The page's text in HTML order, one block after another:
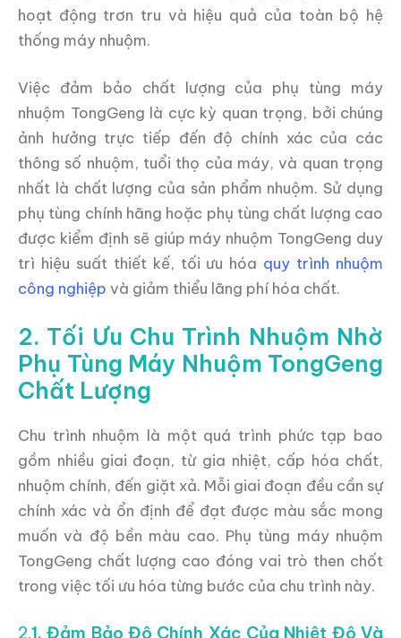
hoạt động trơn tru và hiệu quả của toàn bộ hệ
thống máy nhuộm.
Việc đảm bảo chất lượng của phụ tùng máy
nhuộm TongGeng là cực kỳ quan trọng, bởi chúng
ảnh hưởng trực tiếp đến độ chính xác của các
thông số nhuộm, tuổi thọ của máy, và quan trọng
nhất là chất lượng của sản phẩm nhuộm. Sử dụng
phụ tùng chính hãng hoặc phụ tùng chất lượng cao
được kiểm định sẽ giúp máy nhuộm TongGeng duy
trì hiệu suất thiết kế, tối ưu hóa quy trình nhuộm
công nghiệp và giảm thiểu lãng phí hóa chất.
2. Tối Ưu Chu Trình Nhuộm Nhờ
Phụ Tùng Máy Nhuộm TongGeng
Chất Lượng
Chu trình nhuộm là một quá trình phức tạp bao
gồm nhiều giai đoạn, từ gia nhiệt, cấp hóa chất,
nhuộm chính, đến giặt xả. Mỗi giai đoạn đều cần sự
chính xác và ổn định để đạt được màu sắc mong
muốn và độ bền màu cao. Phụ tùng máy nhuộm
TongGeng chất lượng cao đóng vai trò then chốt
trong việc tối ưu hóa từng bước của chu trình này.
2.1. Đảm Bảo Độ Chính Xác Của Nhiệt Độ Và